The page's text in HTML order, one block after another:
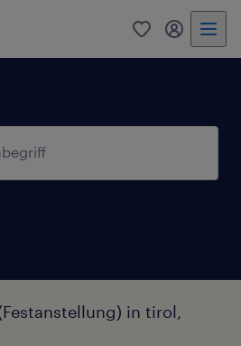
0 Mein
in tirol,